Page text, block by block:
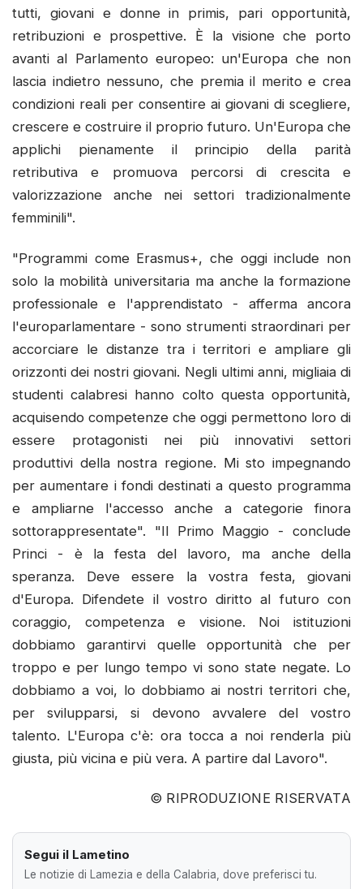
tutti, giovani e donne in primis, pari opportunità,
retribuzioni e prospettive. È la visione che porto
avanti al Parlamento europeo: un'Europa che non
lascia indietro nessuno, che premia il merito e crea
condizioni reali per consentire ai giovani di scegliere,
crescere e costruire il proprio futuro. Un'Europa che
applichi pienamente il principio della parità
retributiva e promuova percorsi di crescita e
valorizzazione anche nei settori tradizionalmente
femminili".
"Programmi come Erasmus+, che oggi include non
solo la mobilità universitaria ma anche la formazione
professionale e l'apprendistato - afferma ancora
l'europarlamentare - sono strumenti straordinari per
accorciare le distanze tra i territori e ampliare gli
orizzonti dei nostri giovani. Negli ultimi anni, migliaia di
studenti calabresi hanno colto questa opportunità,
acquisendo competenze che oggi permettono loro di
essere protagonisti nei più innovativi settori
produttivi della nostra regione. Mi sto impegnando
per aumentare i fondi destinati a questo programma
e ampliarne l'accesso anche a categorie finora
sottorappresentate". "Il Primo Maggio - conclude
Princi - è la festa del lavoro, ma anche della
speranza. Deve essere la vostra festa, giovani
d'Europa. Difendete il vostro diritto al futuro con
coraggio, competenza e visione. Noi istituzioni
dobbiamo garantirvi quelle opportunità che per
troppo e per lungo tempo vi sono state negate. Lo
dobbiamo a voi, lo dobbiamo ai nostri territori che,
per svilupparsi, si devono avvalere del vostro
talento. L'Europa c'è: ora tocca a noi renderla più
giusta, più vicina e più vera. A partire dal Lavoro".
© RIPRODUZIONE RISERVATA
Segui il Lametino
Le notizie di Lamezia e della Calabria, dove preferisci tu.